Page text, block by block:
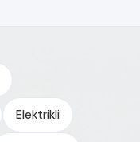
Elektrikli